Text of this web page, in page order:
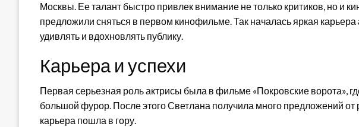
Москвы. Ее талант быстро привлек внимание не только критиков, но и
предложили сняться в первом кинофильме. Так началась яркая карьера
удивлять и вдохновлять публику.
Карьера и успехи
Первая серьезная роль актрисы была в фильме «Покровские ворота»,
большой фурор. После этого Светлана получила много предложений
карьера пошла в гору.